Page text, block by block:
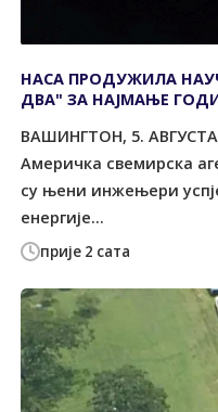
прије 2 сата
НАСА ПРОДУЖИЛА
ДВА" ЗА НАЈМАЊЕ
ВАШИНГТОН, 5.
Америчка свемирска
су њени инжењери
енергије...